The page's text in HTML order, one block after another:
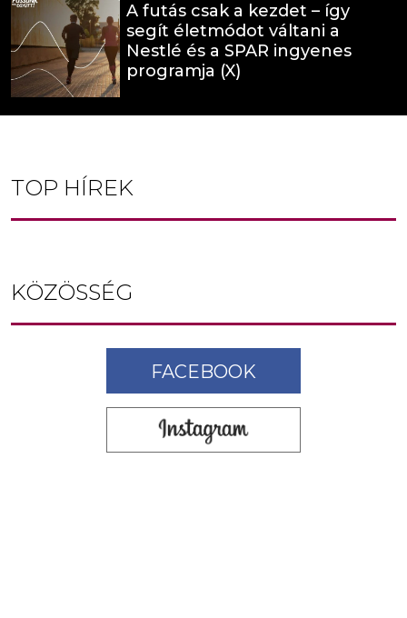
A futás csak a kezdet – így
segít életmódot váltani a
Nestlé és a SPAR ingyenes
programja (X)
TOP HÍREK
KÖZÖSSÉG
FACEBOOK